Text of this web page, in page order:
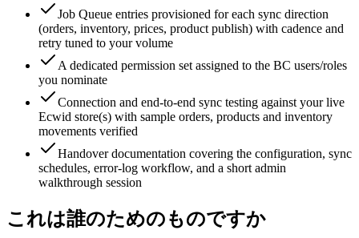
Job Queue entries provisioned for each sync direction
(orders, inventory, prices, product publish) with cadence and
retry tuned to your volume
A dedicated permission set assigned to the BC users/roles
you nominate
Connection and end-to-end sync testing against your live
Ecwid store(s) with sample orders, products and inventory
movements verified
Handover documentation covering the configuration, sync
schedules, error-log workflow, and a short admin
walkthrough session
これは誰のためのものですか